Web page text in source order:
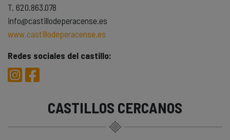
T. 620.863.078
info@castillodeperacense.es
www.castillodeperacense.es
Redes sociales del castillo:
CASTILLOS CERCANOS